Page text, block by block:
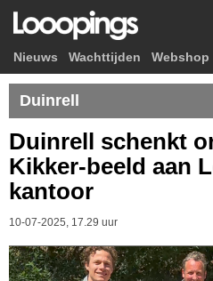
Nieuws Wachttijden Webshop
Duinrell
Duinrell schenkt
Kikker-beeld aan
kantoor
10-07-2025, 17.29 uur